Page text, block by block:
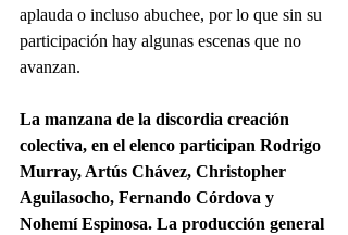
aplauda o incluso abuchee, por lo que sin su
participación hay algunas escenas que no
avanzan.
La manzana de la discordia creación
colectiva, en el elenco participan Rodrigo
Murray, Artús Chávez, Christopher
Aguilasocho, Fernando Córdova y
Nohemí Espinosa. La producción general